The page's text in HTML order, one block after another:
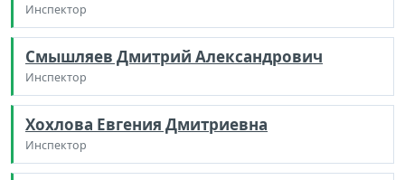
Инспектор
Смышляев Дмитрий Александрович
Инспектор
Хохлова Евгения Дмитриевна
Инспектор